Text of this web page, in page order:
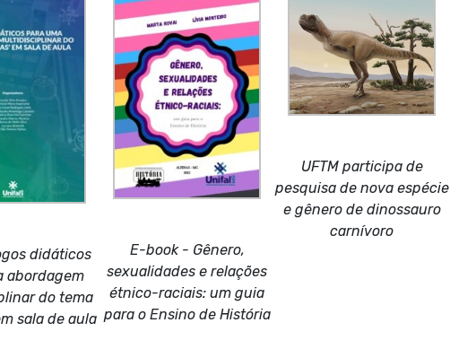
didáticos
abordagem
do tema
sala de aula
E-book - Gênero,
sexualidades e relações
étnico-raciais: um guia
para o Ensino de História
UFTM participa de
pesquisa de nova espécie
e gênero de dinossauro
carnívoro